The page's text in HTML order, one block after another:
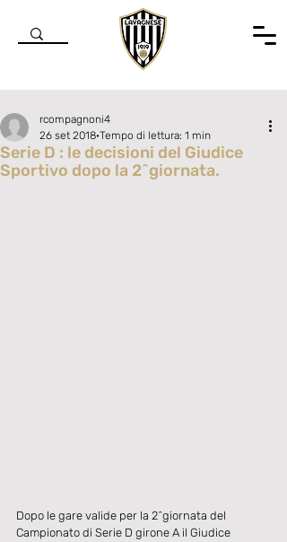
Serie D : le decisioni del Giudice
Sportivo dopo la 2^giornata.
rcompagnoni4
26 set 2018 Tempo di lettura: 1 min
Dopo le gare valide per la 2^giornata del
Campionato di Serie D girone A il Giudice